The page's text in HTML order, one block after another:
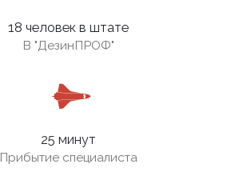
18 человек в штате
В "ДезинПРОФ"
25 минут
Прибытие специалиста